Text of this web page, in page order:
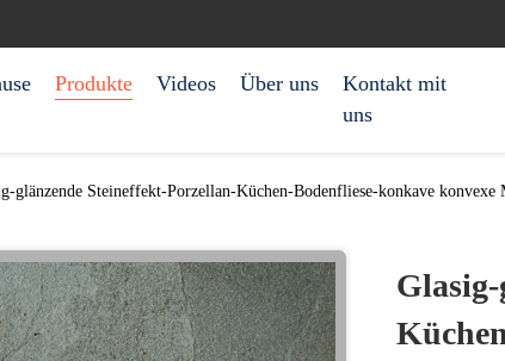
Produkte Videos Über uns
Kontakt mit
uns
glänzende Steineffekt-Porzellan-Küchen-Bodenfliese-konkave konvexe